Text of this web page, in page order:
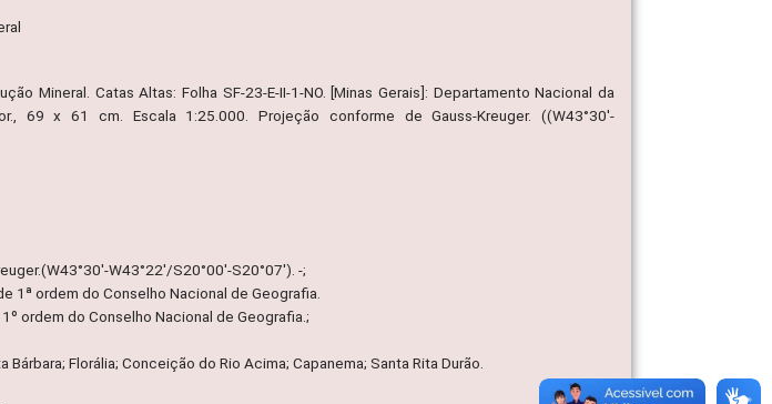
Mineral. Catas Altas: Folha SF-23-E-II-1-NO. [Minas Gerais]: Departamento Nacional da
69 x 61 cm. Escala 1:25.000. Projeção conforme de Gauss-Kreuger. ((W43°30'-
W43°22'/S20°00'-S20°07'). -;
1ª ordem do Conselho Nacional de Geografia.
ordem do Conselho Nacional de Geografia.;
Florália; Conceição do Rio Acima; Capanema; Santa Rita Durão.